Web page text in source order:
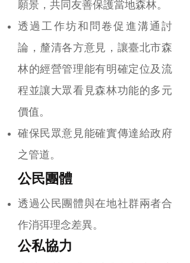
願景，共同友善保護當地森林。
透過工作坊和問卷促進溝通討
論，釐清各方意見，讓臺北市森
林的經營管理能有明確定位及流
程並讓大眾看見森林功能的多元
價值。
確保民眾意見能確實傳達給政府
之管道。
公民團體
透過公民團體與在地社群兩者合
作消弭理念差異。
公私協力